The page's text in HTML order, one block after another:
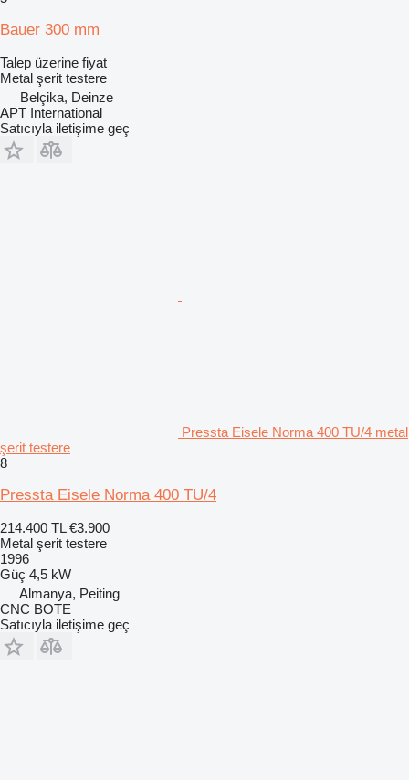
Bauer 300 mm
Talep üzerine fiyat
Metal şerit testere
Belçika, Deinze
APT International
Satıcıyla iletişime geç
Pressta Eisele Norma 400 TU/4 metal
şerit testere
8
Pressta Eisele Norma 400 TU/4
214.400 TL €3.900
Metal şerit testere
1996
Güç 4,5 kW
Almanya, Peiting
CNC BOTE
Satıcıyla iletişime geç